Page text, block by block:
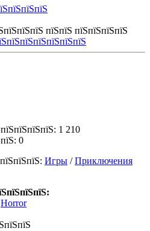
пїЅпїЅ пїЅпїЅпїЅпїЅ
1 210
0
Игры /Приключения
Horror